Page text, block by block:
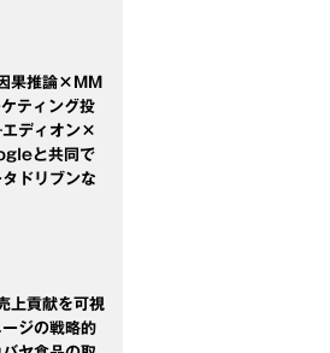
果推論×MM
ティング投
ディオン×
と共同で
ドリブンな
上貢献を可視
ジの戦略的